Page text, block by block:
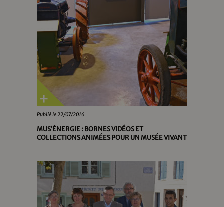
Publié le 22/07/2016
MUS’ÉNERGIE : BORNES VIDÉOS ET
COLLECTIONS ANIMÉES POUR UN MUSÉE VIVANT